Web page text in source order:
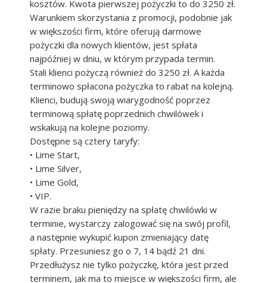
kosztów. Kwota pierwszej pożyczki to do 3250 zł.
Warunkiem skorzystania z promocji, podobnie jak
w większości firm, które oferują darmowe
pożyczki dla nowych klientów, jest spłata
najpóźniej w dniu, w którym przypada termin.
Stali klienci pożyczą również do 3250 zł. A każda
terminowo spłacona pożyczka to rabat na kolejną.
Klienci, budują swoją wiarygodność poprzez
terminową spłatę poprzednich chwilówek i
wskakują na kolejne poziomy.
Dostępne są cztery taryfy:
• Lime Start,
• Lime Silver,
• Lime Gold,
• VIP.
W razie braku pieniędzy na spłatę chwilówki w
terminie, wystarczy zalogować się na swój profil,
a następnie wykupić kupon zmieniający datę
spłaty. Przesuniesz go o 7, 14 bądź 21 dni.
Przedłużysz nie tylko pożyczkę, która jest przed
terminem, jak ma to miejsce w większości firm, ale